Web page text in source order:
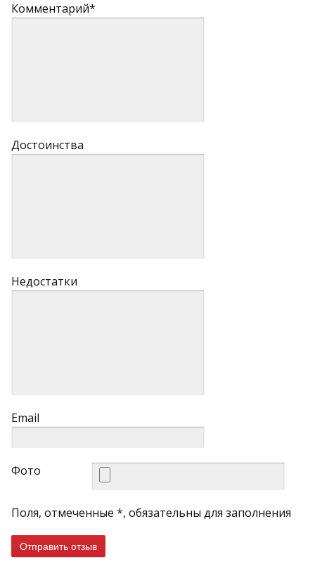
Комментарий*
Достоинства
Недостатки
Email
Фото
Поля, отмеченные *, обязательны для заполнения
Отправить отзыв